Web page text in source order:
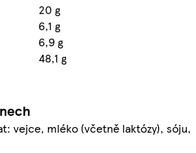
20 g
6,1 g
6,9 g
48,1 g
vejce, mléko (včetně laktózy), sóju,